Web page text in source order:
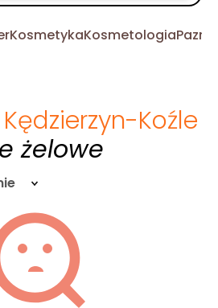
KosmetykaKosmetologia
Kędzierzyn-Koźle
żelowe